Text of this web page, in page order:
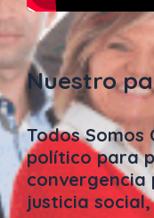
Nuestro
Todos Somos
político para
justicia